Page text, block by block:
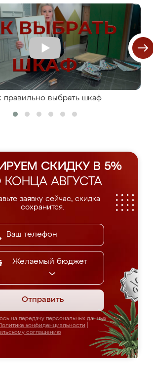
правильно выбрать шкаф
СКИДКУ В 5%
КОНЦА АВГУСТА
заявку сейчас, скидка
сохранится.
Желаемый бюджет
Отправить
на передачу персональных данных
конфиденциальности
соглашению